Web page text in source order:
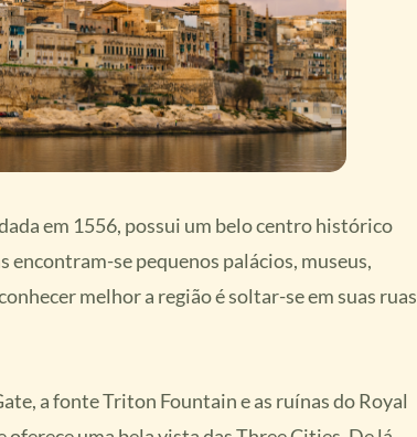
em 1556, possui um belo centro histórico
encontram-se pequenos palácios, museus,
melhor a região é soltar-se em suas ruas
a fonte Triton Fountain e as ruínas do Royal